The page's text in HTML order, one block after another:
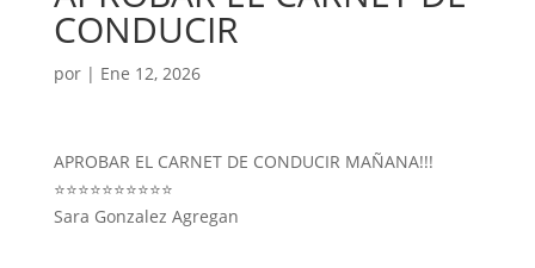
CONDUCIR
por | Ene 12, 2026
APROBAR EL CARNET DE CONDUCIR MAÑANA!!!
⭐️⭐️⭐️⭐️⭐️⭐️⭐️⭐️⭐️⭐️
Sara Gonzalez Agregan